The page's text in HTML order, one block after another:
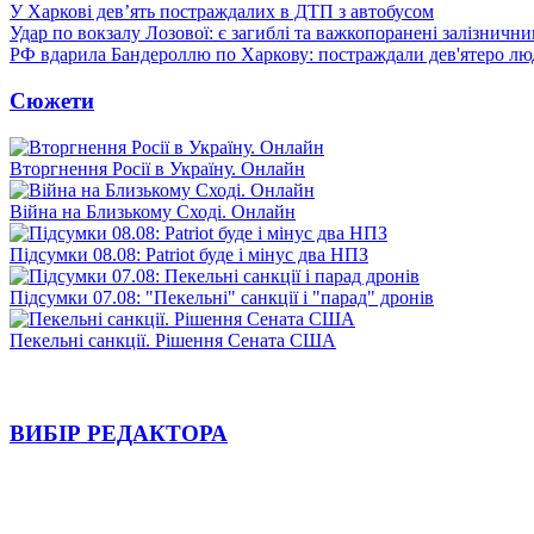
У Харкові дев’ять постраждалих в ДТП з автобусом
Удар по вокзалу Лозової: є загиблі та важкопоранені
РФ вдарила Бандероллю по Харкову: постраждали дев'ятеро
Сюжети
Вторгнення Росії в Україну. Онлайн
Війна на Близькому Сході. Онлайн
Підсумки 08.08: Patriot буде і мінус два НПЗ
Підсумки 07.08: "Пекельні" санкції і "парад" дронів
Пекельні санкції. Рішення Сената США
ВИБІР РЕДАКТОРА